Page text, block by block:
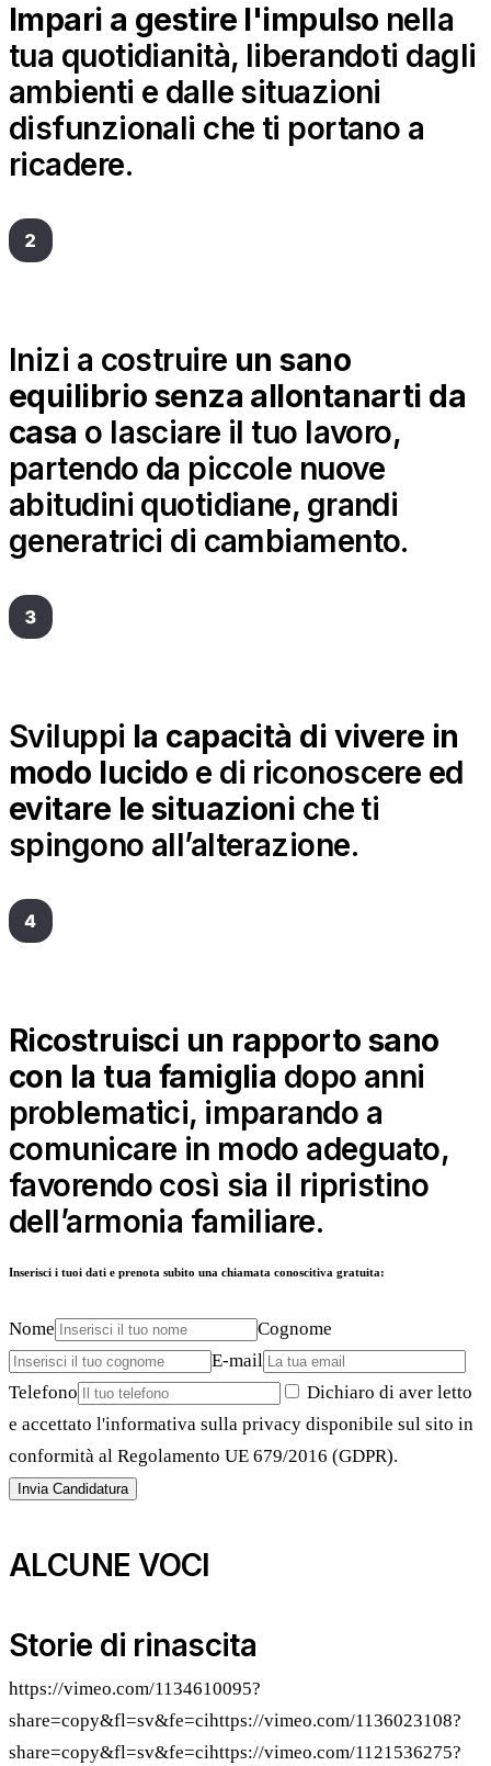
Impari a gestire l'impulso nella
tua quotidianità, liberandoti dagli
ambienti e dalle situazioni
disfunzionali che ti portano a
ricadere.
Inizi a costruire un sano
equilibrio senza allontanarti da
casa o lasciare il tuo lavoro,
partendo da piccole nuove
abitudini quotidiane, grandi
generatrici di cambiamento.
Sviluppi la capacità di vivere in
modo lucido e di riconoscere ed
evitare le situazioni che ti
spingono all’alterazione.
Ricostruisci un rapporto sano
con la tua famiglia dopo anni
problematici, imparando a
comunicare in modo adeguato,
favorendo così sia il ripristino
dell’armonia familiare.
Inserisci i tuoi dati e prenota subito una chiamata conoscitiva gratuita:
Nome
Cognome
E-mail
Telefono
Dichiaro di aver letto
e accettato l'informativa sulla privacy disponibile sul sito in
conformità al Regolamento UE 679/2016 (GDPR).
Invia Candidatura
ALCUNE VOCI
Storie di rinascita
https://vimeo.com/1134610095?
share=copy&fl=sv&fe=cihttps://vimeo.com/1136023108?
share=copy&fl=sv&fe=cihttps://vimeo.com/1121536275?